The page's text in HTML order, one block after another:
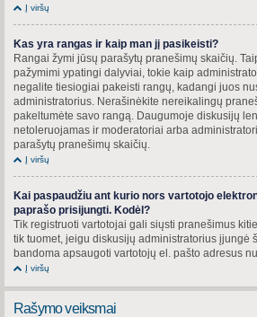
Į viršų
Kas yra rangas ir kaip man jį pasikeisti?
Rangai žymi jūsų parašytų pranešimų skaičių.
pažymimi ypatingi dalyviai, tokie kaip
negalite tiesiogiai pakeisti rangų, kadangi juos
administratorius. Nerašinėkite nereikalingų
pakeltumėte savo rangą. Daugumoje diskusijų
netoleruojamas ir moderatoriai arba
parašytų pranešimų skaičių.
Į viršų
Kai paspaudžiu ant kurio nors vartotojo
paprašo prisijungti. Kodėl?
Tik registruoti vartotojai gali siųsti pranešimus
tik tuomet, jeigu diskusijų administratorius įjungė
bandoma apsaugoti vartotojų el. pašto adresus
Į viršų
Rašymo veiksmai